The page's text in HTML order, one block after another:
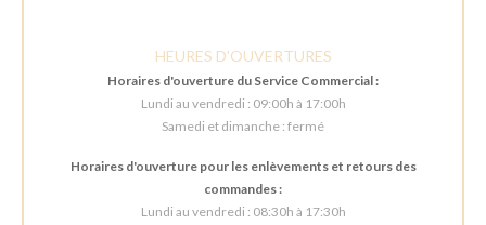
HEURES D'OUVERTURES
Horaires d'ouverture du Service Commercial :
Lundi au vendredi : 09:00h à 17:00h
Samedi et dimanche : fermé
Horaires d'ouverture pour les enlèvements et retours des
commandes :
Lundi au vendredi : 08:30h à 17:30h